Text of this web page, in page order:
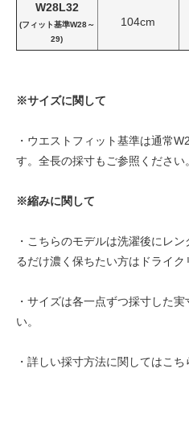
W28L32
(フィット基準W28～
29)
104cm
※サイズに関して
・ウエストフィット基準は通常
す。全長の採寸もご参照ください。
※縮みに関して
・こちらのモデルは洗濯後にレ
るだけ濃く保ちたい方はドライ
・サイズは各一点ずつ採寸した
い。
・詳しい採寸方法に関してはこち